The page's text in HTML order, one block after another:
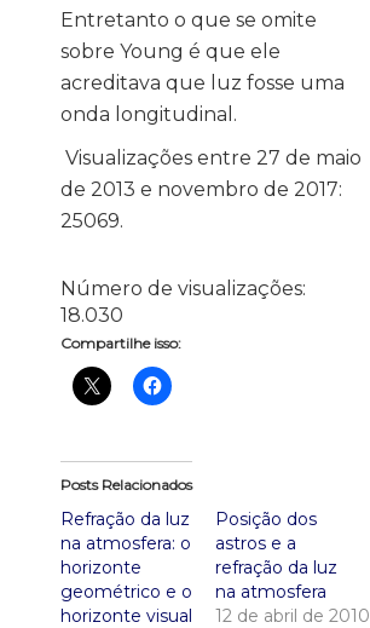
Entretanto o que se omite
sobre Young é que ele
acreditava que luz fosse uma
onda longitudinal.
Visualizações entre 27 de maio
de 2013 e novembro de 2017:
25069.
Número de visualizações:
18.030
Compartilhe isso:
Posts Relacionados
Refração da luz
na atmosfera: o
horizonte
geométrico e o
horizonte visual
Posição dos
astros e a
refração da luz
na atmosfera
12 de abril de 2010